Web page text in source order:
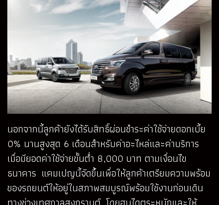
นอกจากนี้ลูกค้ายังได้รับสิทธิ์ผ่อนชำระค่าใช้จ่ายดอกเบี้ย
0% นานสูงสุด 6 เดือนสำหรับค่าอะไหล่และค่าบริการ
เมื่อมียอดค่าใช้จ่ายขั้นต่ำ 8,000 บาท ตามเงื่อนไข
ธนาคาร แคมเปญนี้จัดขึ้นเพื่อให้ลูกค้าเตรียมความพร้อม
ของรถยนต์ให้อยู่ในสภาพสมบูรณ์พร้อมใช้งานก่อนเดิน